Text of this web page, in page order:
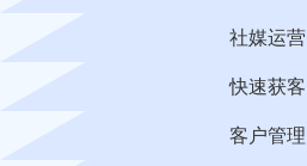
社媒运营
快速获客
客户管理